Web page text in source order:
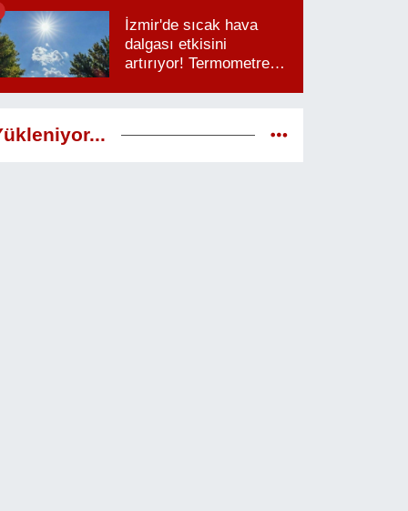
İzmir'de sıcak hava
dalgası etkisini
artırıyor! Termometreler